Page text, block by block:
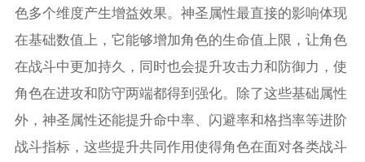
色多个维度产生增益效果。神圣属性最直接的影响体现
在基础数值上，它能够增加角色的生命值上限，让角色
在战斗中更加持久，同时也会提升攻击力和防御力，使
角色在进攻和防守两端都得到强化。除了这些基础属性
外，神圣属性还能提升命中率、闪避率和格挡率等进阶
战斗指标，这些提升共同作用使得角色在面对各类战斗